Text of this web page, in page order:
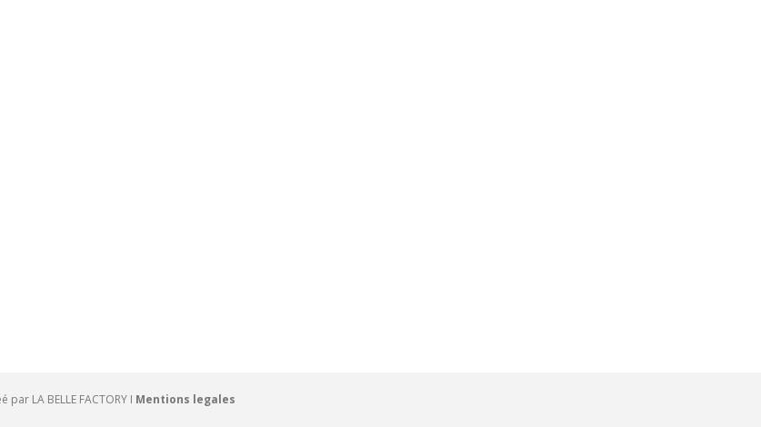
par LA BELLE FACTORY I Mentions legales